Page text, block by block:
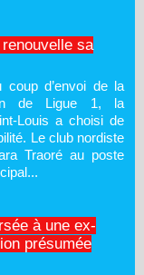
sa
coup d’envoi de la
de Ligue 1, la
Louis a choisi de
Le club nordiste
Traoré au poste
à une ex-
présumée